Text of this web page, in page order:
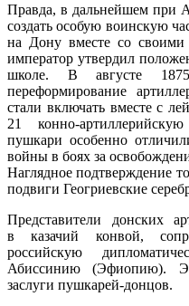
Правда, в дальнейшем при
создать особую воинскую
на Дону вместе со
император утвердил
школе. В августе
переформирование
стали включать вместе с
21 конно-
пушкари особенно
войны в боях за
Наглядное подтверждение
подвиги Геогриевские
Представители донских
в казачий конвой,
российскую
Абиссинию (Эфиопию).
заслуги пушкарей-донцов.